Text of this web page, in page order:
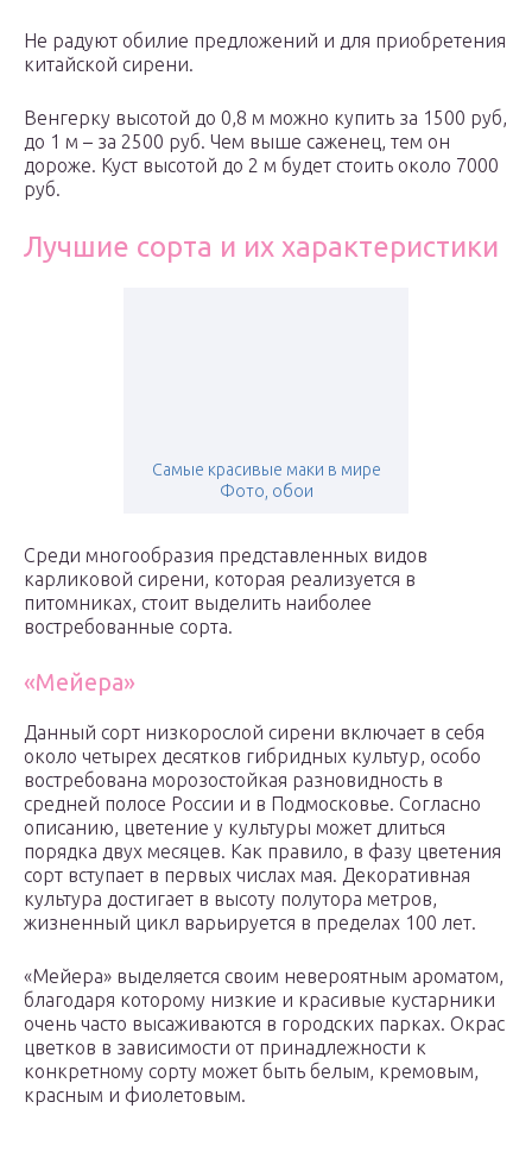
Не радуют обилие предложений и для приобретения
китайской сирени.
Венгерку высотой до 0,8 м можно купить за 1500 руб,
до 1 м – за 2500 руб. Чем выше саженец, тем он
дороже. Куст высотой до 2 м будет стоить около 7000
руб.
Лучшие сорта и их характеристики
Самые красивые маки в мире
Фото, обои
Среди многообразия представленных видов
карликовой сирени, которая реализуется в
питомниках, стоит выделить наиболее
востребованные сорта.
«Мейера»
Данный сорт низкорослой сирени включает в себя
около четырех десятков гибридных культур, особо
востребована морозостойкая разновидность в
средней полосе России и в Подмосковье. Согласно
описанию, цветение у культуры может длиться
порядка двух месяцев. Как правило, в фазу цветения
сорт вступает в первых числах мая. Декоративная
культура достигает в высоту полутора метров,
жизненный цикл варьируется в пределах 100 лет.
«Мейера» выделяется своим невероятным ароматом,
благодаря которому низкие и красивые кустарники
очень часто высаживаются в городских парках. Окрас
цветков в зависимости от принадлежности к
конкретному сорту может быть белым, кремовым,
красным и фиолетовым.